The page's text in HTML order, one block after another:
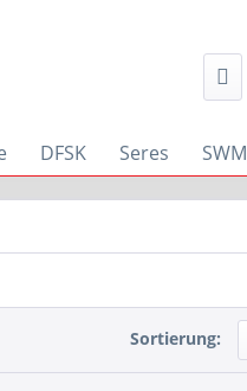
DFSK Seres SWM
Sortierung: